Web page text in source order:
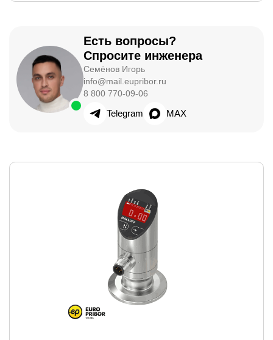
Есть вопросы?
Спросите инженера
Семёнов Игорь
info@mail.eupribor.ru
8 800 770-09-06
Telegram MAX